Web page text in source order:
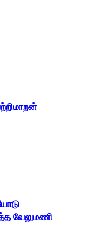
வேலுமணி